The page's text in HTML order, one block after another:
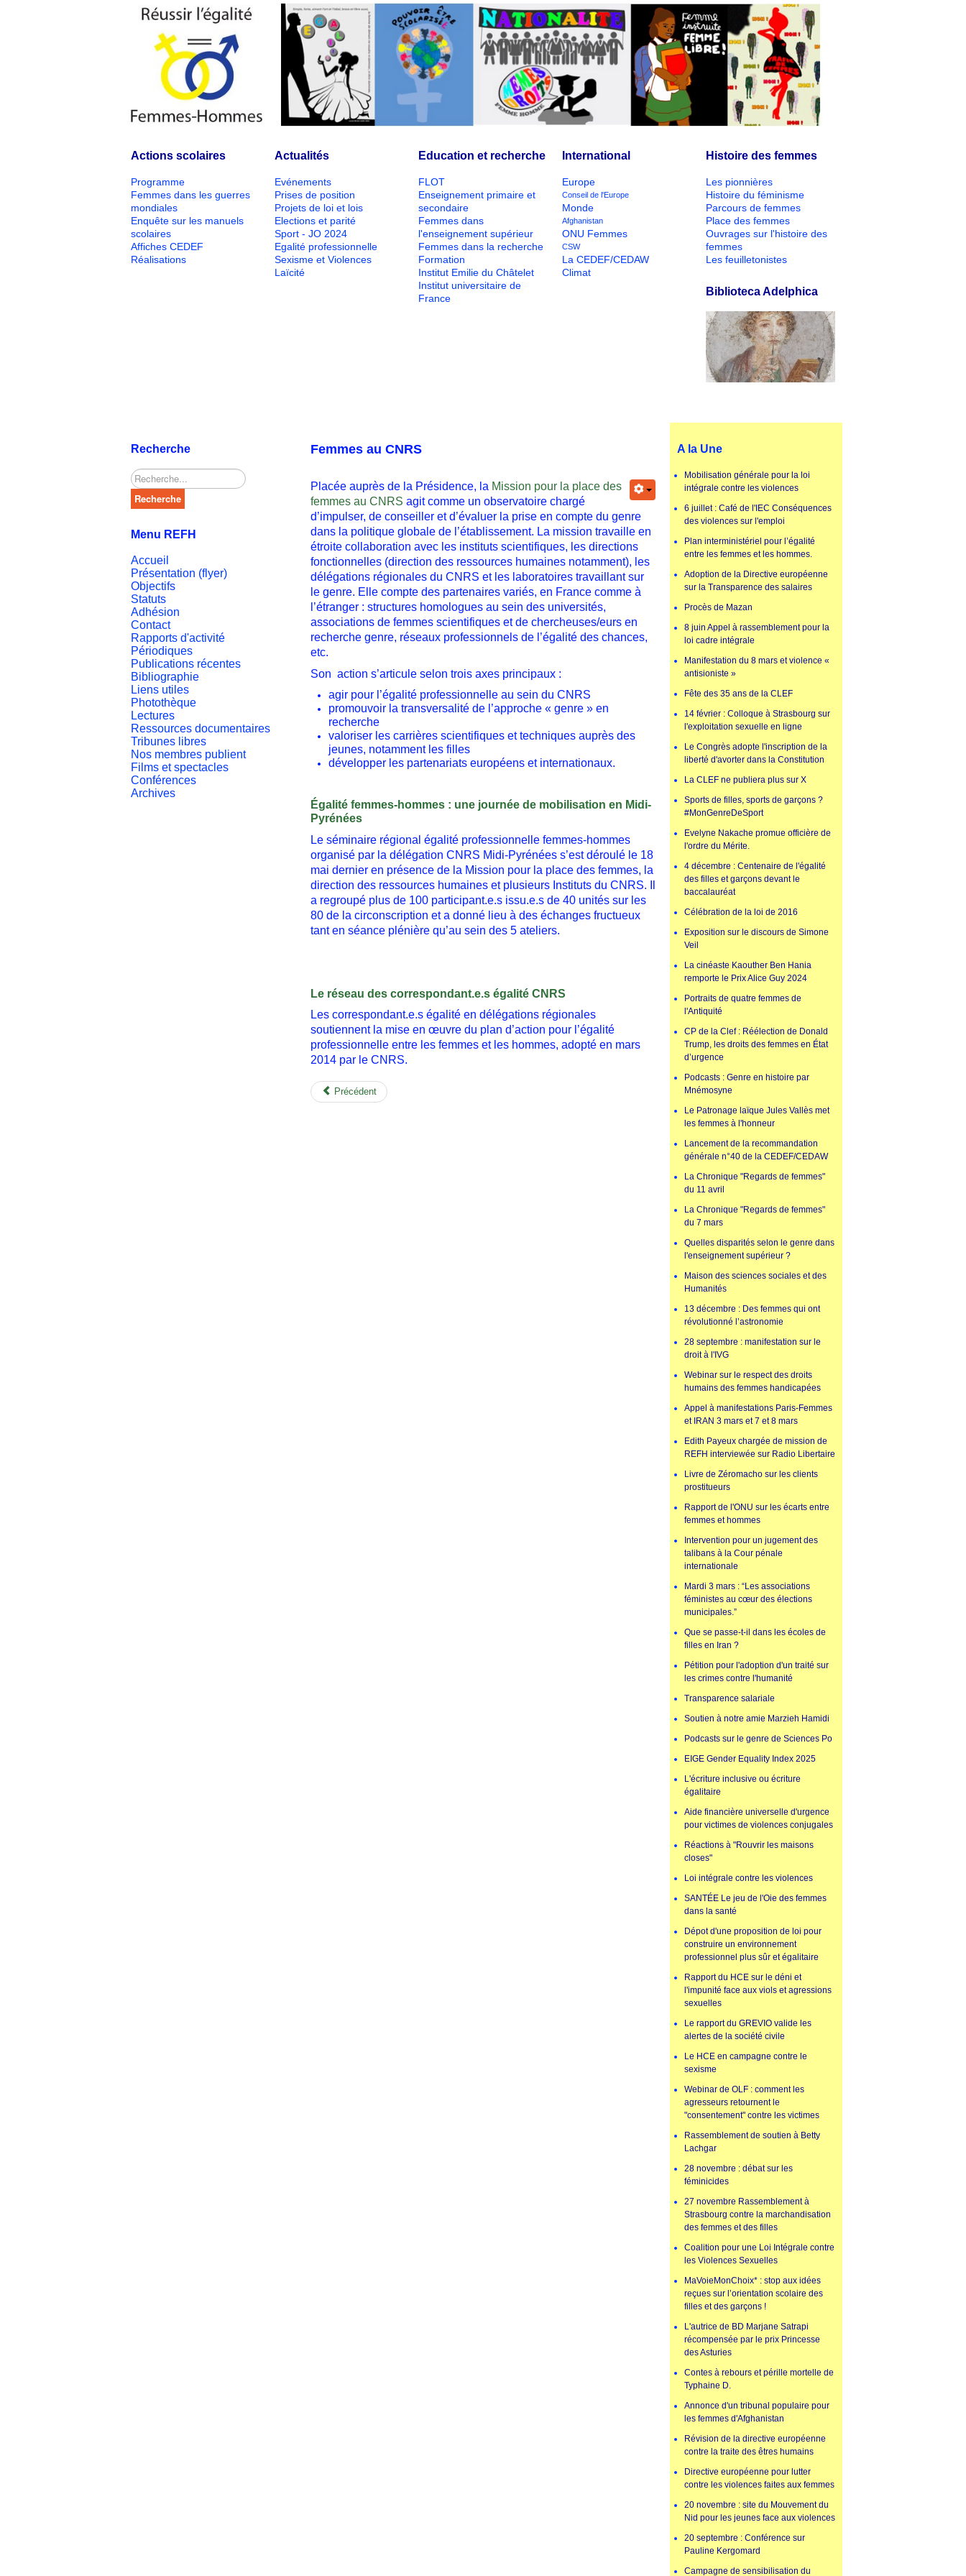
Actions scolaires
Programme
Femmes dans les guerres
mondiales
Enquête sur les manuels
scolaires
Affiches CEDEF
Réalisations
Actualités
Evénements
Prises de position
Projets de loi et lois
Elections et parité
Sport - JO 2024
Egalité professionnelle
Sexisme et Violences
Laïcité
Education et recherche
FLOT
Enseignement primaire et
secondaire
Femmes dans
l'enseignement supérieur
Femmes dans la recherche
Formation
Institut Emilie du Châtelet
Institut universitaire de
France
International
Europe
Conseil de l'Europe
Monde
Afghanistan
ONU Femmes
CSW
La CEDEF/CEDAW
Climat
Histoire des femmes
Les pionnières
Histoire du féminisme
Parcours de femmes
Place des femmes
Ouvrages sur l'histoire des
femmes
Les feuilletonistes
Biblioteca Adelphica
Recherche
Rechercher
Recherche
Menu REFH
Accueil
Présentation (flyer)
Objectifs
Statuts
Adhésion
Contact
Rapports d'activité
Périodiques
Publications récentes
Bibliographie
Liens utiles
Photothèque
Lectures
Ressources documentaires
Tribunes libres
Nos membres publient
Films et spectacles
Conférences
Archives
Femmes au CNRS
Placée auprès de la Présidence, la Mission pour la place des
femmes au CNRS agit comme un observatoire chargé
d’impulser, de conseiller et d’évaluer la prise en compte du genre
dans la politique globale de l’établissement. La mission travaille en
étroite collaboration avec les instituts scientifiques, les directions
fonctionnelles (direction des ressources humaines notamment), les
délégations régionales du CNRS et les laboratoires travaillant sur
le genre. Elle compte des partenaires variés, en France comme à
l’étranger : structures homologues au sein des universités,
associations de femmes scientifiques et de chercheuses/eurs en
recherche genre, réseaux professionnels de l’égalité des chances,
etc.
Son action s’articule selon trois axes principaux :
agir pour l’égalité professionnelle au sein du CNRS
promouvoir la transversalité de l’approche « genre » en
recherche
valoriser les carrières scientifiques et techniques auprès des
jeunes, notamment les filles
développer les partenariats européens et internationaux.
Égalité femmes-hommes : une journée de mobilisation en Midi-
Pyrénées
Le séminaire régional égalité professionnelle femmes-hommes
organisé par la délégation CNRS Midi-Pyrénées s’est déroulé le 18
mai dernier en présence de la Mission pour la place des femmes, la
direction des ressources humaines et plusieurs Instituts du CNRS. Il
a regroupé plus de 100 participant.e.s issu.e.s de 40 unités sur les
80 de la circonscription et a donné lieu à des échanges fructueux
tant en séance plénière qu’au sein des 5 ateliers.
Le réseau des correspondant.e.s égalité CNRS
Les correspondant.e.s égalité en délégations régionales
soutiennent la mise en œuvre du plan d’action pour l’égalité
professionnelle entre les femmes et les hommes, adopté en mars
2014 par le CNRS.
Précédent
A la Une
Mobilisation générale pour la loi
intégrale contre les violences
6 juillet : Café de l'IEC Conséquences
des violences sur l'emploi
Plan interministériel pour l’égalité
entre les femmes et les hommes.
Adoption de la Directive européenne
sur la Transparence des salaires
Procès de Mazan
8 juin Appel à rassemblement pour la
loi cadre intégrale
Manifestation du 8 mars et violence «
antisioniste »
Fête des 35 ans de la CLEF
14 février : Colloque à Strasbourg sur
l'exploitation sexuelle en ligne
Le Congrès adopte l'inscription de la
liberté d'avorter dans la Constitution
La CLEF ne publiera plus sur X
Sports de filles, sports de garçons ?
#MonGenreDeSport
Evelyne Nakache promue officière de
l'ordre du Mérite.
4 décembre : Centenaire de l'égalité
des filles et garçons devant le
baccalauréat
Célébration de la loi de 2016
Exposition sur le discours de Simone
Veil
La cinéaste Kaouther Ben Hania
remporte le Prix Alice Guy 2024
Portraits de quatre femmes de
l'Antiquité
CP de la Clef : Réélection de Donald
Trump, les droits des femmes en État
d’urgence
Podcasts : Genre en histoire par
Mnémosyne
Le Patronage laïque Jules Vallès met
les femmes à l'honneur
Lancement de la recommandation
générale n°40 de la CEDEF/CEDAW
La Chronique "Regards de femmes"
du 11 avril
La Chronique "Regards de femmes"
du 7 mars
Quelles disparités selon le genre dans
l'enseignement supérieur ?
Maison des sciences sociales et des
Humanités
13 décembre : Des femmes qui ont
révolutionné l’astronomie
28 septembre : manifestation sur le
droit à l'IVG
Webinar sur le respect des droits
humains des femmes handicapées
Appel à manifestations Paris-Femmes
et IRAN 3 mars et 7 et 8 mars
Edith Payeux chargée de mission de
REFH interviewée sur Radio Libertaire
Livre de Zéromacho sur les clients
prostitueurs
Rapport de l'ONU sur les écarts entre
femmes et hommes
Intervention pour un jugement des
talibans à la Cour pénale
internationale
Mardi 3 mars : “Les associations
féministes au cœur des élections
municipales.”
Que se passe-t-il dans les écoles de
filles en Iran ?
Pétition pour l'adoption d'un traité sur
les crimes contre l'humanité
Transparence salariale
Soutien à notre amie Marzieh Hamidi
Podcasts sur le genre de Sciences Po
EIGE Gender Equality Index 2025
L'écriture inclusive ou écriture
égalitaire
Aide financière universelle d'urgence
pour victimes de violences conjugales
Réactions à "Rouvrir les maisons
closes"
Loi intégrale contre les violences
SANTÉE Le jeu de l'Oie des femmes
dans la santé
Dépot d'une proposition de loi pour
construire un environnement
professionnel plus sûr et égalitaire
Rapport du HCE sur le déni et
l'impunité face aux viols et agressions
sexuelles
Le rapport du GREVIO valide les
alertes de la société civile
Le HCE en campagne contre le
sexisme
Webinar de OLF : comment les
agresseurs retournent le
"consentement" contre les victimes
Rassemblement de soutien à Betty
Lachgar
28 novembre : débat sur les
féminicides
27 novembre Rassemblement à
Strasbourg contre la marchandisation
des femmes et des filles
Coalition pour une Loi Intégrale contre
les Violences Sexuelles
MaVoieMonChoix* : stop aux idées
reçues sur l’orientation scolaire des
filles et des garçons !
L'autrice de BD Marjane Satrapi
récompensée par le prix Princesse
des Asturies
Contes à rebours et pérille mortelle de
Typhaine D.
Annonce d'un tribunal populaire pour
les femmes d'Afghanistan
Révision de la directive européenne
contre la traite des êtres humains
Directive européenne pour lutter
contre les violences faites aux femmes
20 novembre : site du Mouvement du
Nid pour les jeunes face aux violences
20 septembre : Conférence sur
Pauline Kergomard
Campagne de sensibilisation du